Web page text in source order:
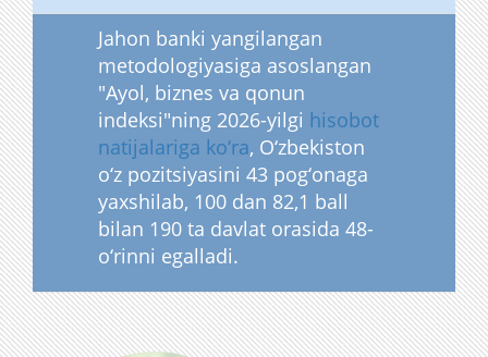
Jahon banki yangilangan
metodologiyasiga asoslangan
"Ayol, biznes va qonun
indeksi"ning 2026-yilgi hisobot
natijalariga ko‘ra, O‘zbekiston
o‘z pozitsiyasini 43 pog‘onaga
yaxshilab, 100 dan 82,1 ball
bilan 190 ta davlat orasida 48-
o‘rinni egalladi.